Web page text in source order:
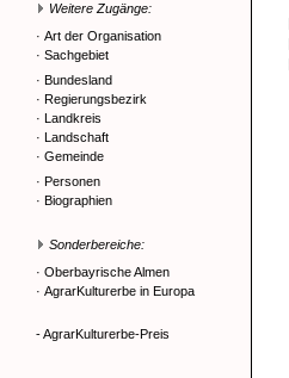
Weitere Zugänge:
· Art der Organisation
· Sachgebiet
· Bundesland
· Regierungsbezirk
· Landkreis
· Landschaft
· Gemeinde
· Personen
· Biographien
Sonderbereiche:
· Oberbayrische Almen
· AgrarKulturerbe in Europa
- AgrarKulturerbe-Preis